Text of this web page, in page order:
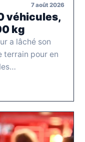
7 août 2026
véhicules,
kg
a lâché son
terrain pour en